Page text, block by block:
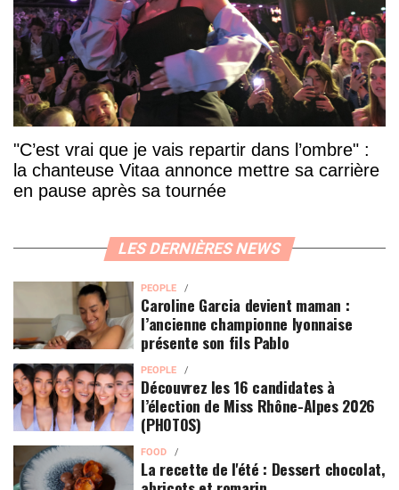
"C’est vrai que je vais repartir dans l’ombre" :
la chanteuse Vitaa annonce mettre sa carrière
en pause après sa tournée
LES DERNIÈRES NEWS
PEOPLE
Caroline Garcia devient maman :
l’ancienne championne lyonnaise
présente son fils Pablo
PEOPLE
Découvrez les 16 candidates à
l’élection de Miss Rhône-Alpes 2026
(PHOTOS)
FOOD
La recette de l'été : Dessert chocolat,